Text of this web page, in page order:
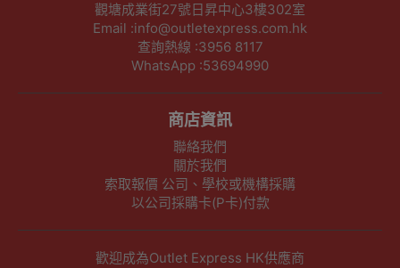
觀塘成業街27號日昇中心3樓302室
Email :info@outletexpress.com.hk
查詢熱線 :3956 8117
WhatsApp :53694990
商店資訊
聯絡我們
關於我們
索取報價 公司、學校或機構採購
以公司採購卡(P卡)付款
歡迎成為Outlet Express HK供應商